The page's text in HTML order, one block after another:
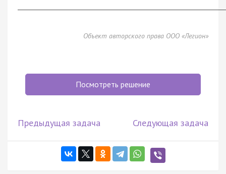
Объект авторского права ООО «Легион»
Посмотреть решение
Предыдущая задача Следующая задача